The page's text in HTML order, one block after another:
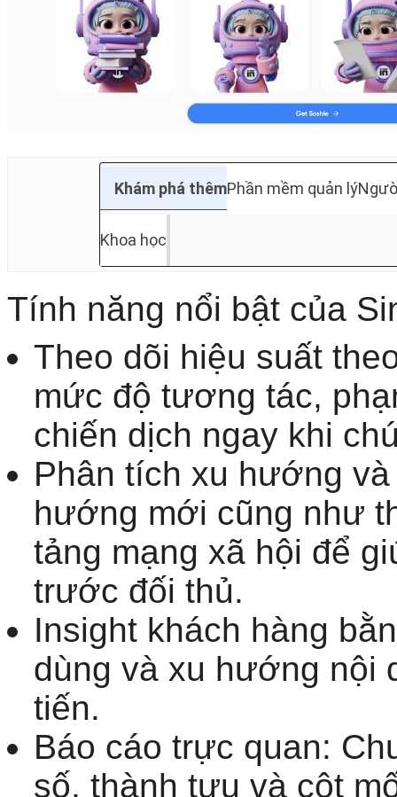
Khám phá thêmPhần mềm quản lý
Khoa học
Tính năng nổi bật của
Theo dõi hiệu suất
mức độ tương tác,
chiến dịch ngay khi
Phân tích xu hướng
hướng mới cũng như
tảng mạng xã hội để
trước đối thủ.
Insight khách hàng
dùng và xu hướng nội
tiến.
Báo cáo trực quan:
số, thành tựu và cột